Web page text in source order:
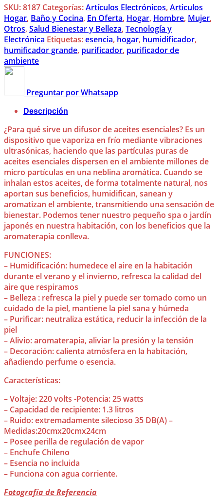
SKU:8187 Categorías:Artículos Electrónicos, Articulos
Hogar, Baño y Cocina, En Oferta, Hogar, Hombre, Mujer,
Otros, Salud Bienestar y Belleza, Tecnología y
Electrónica Etiquetas:esencia, hogar, humidificador,
humificador grande, purificador, purificador de
ambiente
Preguntar por Whatsapp
Descripción
¿Para qué sirve un difusor de aceites esenciales? Es un
dispositivo que vaporiza en frío mediante vibraciones
ultrasónicas, haciendo que las partículas puras de
aceites esenciales dispersen en el ambiente millones de
micro partículas en una neblina aromática. Cuando se
inhalan estos aceites, de forma totalmente natural, nos
aportan sus beneficios, humidifican, sanean y
aromatizan el ambiente, transmitiendo una sensación de
bienestar. Podemos tener nuestro pequeño spa o jardín
japonés en nuestra habitación, con los beneficios que la
aromaterapia conlleva.
FUNCIONES:
– Humidificación: humedece el aire en la habitación
durante el verano y el invierno, refresca la calidad del
aire que respiramos
– Belleza : refresca la piel y puede ser tomado como un
cuidado de la piel, mantiene la piel sana y húmeda
– Purificar: neutraliza estática, reducir la infección de la
piel
– Alivio: aromaterapia, aliviar la presión y la tensión
– Decoración: calienta atmósfera en la habitación,
añadiendo perfume o esencia.
Características:
– Voltaje: 220 volts -Potencia: 25 watts
– Capacidad de recipiente: 1.3 litros
– Ruido: extremadamente silecioso 35 DB(A) –
Medidas:20cmx20cmx24cm
– Posee perilla de regulación de vapor
– Enchufe Chileno
– Esencia no incluida
– Funciona con agua corriente.
Fotografía de Referencia